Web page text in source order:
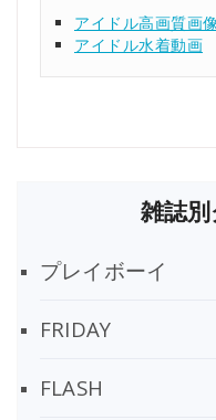
アイドル高画質画
アイドル水着動画
雑誌
プレイボーイ
FRIDAY
FLASH